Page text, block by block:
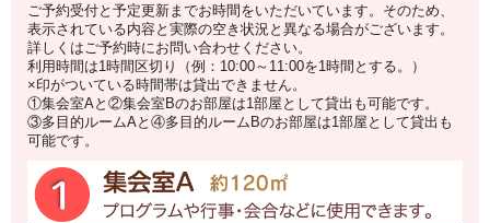
ご予約受付と予定更新までお時間をいただいています。そのため、
表示されている内容と実際の空き状況と異なる場合がございます。
詳しくはご予約時にお問い合わせください。
利用時間は1時間区切り（例：10:00～11:00を1時間とする。）
×印がついている時間帯は貸出できません。
①集会室Aと②集会室Bのお部屋は1部屋として貸出も可能です。
③多目的ルームAと④多目的ルームBのお部屋は1部屋として貸出も
可能です。